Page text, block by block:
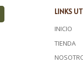
LINKS
INICIO
TIENDA